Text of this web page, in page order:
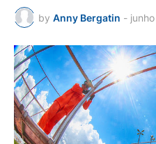
by Anny Bergatin -